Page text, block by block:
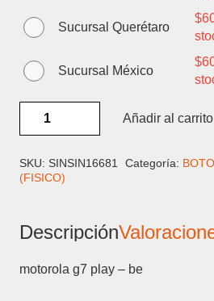
Sucursal Querétaro
$
Sucursal México
$
-
BOTON
Añadir al carrito
SKU: SINSIN16681 Categoría:
(FISICO)
Descripción
motorola g7 play – be